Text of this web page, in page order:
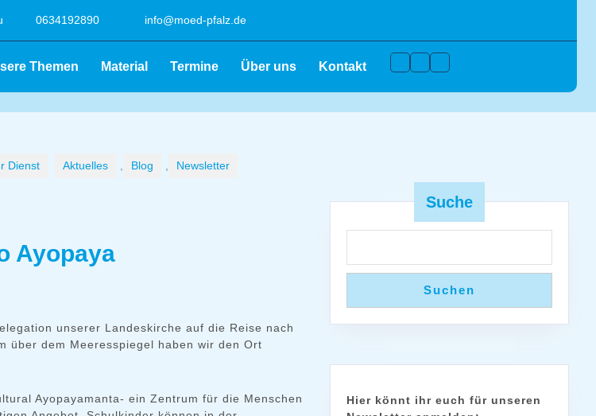
0634192890 info@moed-pfalz.de
Themen Material Termine Über uns Kontakt Facebook
Instagram
Youtube
Dienst Aktuelles Blog Newsletter
Ayopaya
unserer Landeskirche auf die Reise nach
über dem Meeresspiegel haben wir den Ort
Ayopayamanta- ein Zentrum für die Menschen
Suche
Suchen
Hier könnt ihr euch für unseren